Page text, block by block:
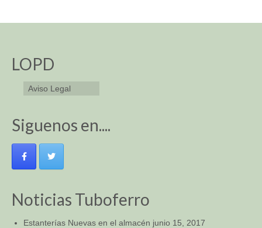
LOPD
Aviso Legal
Siguenos en....
Noticias Tuboferro
Estanterías Nuevas en el almacén junio 15, 2017